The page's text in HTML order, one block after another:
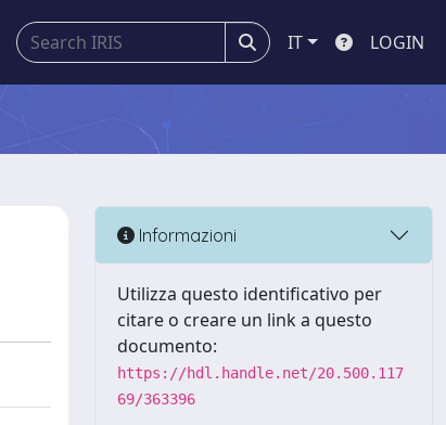
IT LOGIN
Informazioni
Utilizza questo identificativo per
citare o creare un link a questo
documento:
https://hdl.handle.net/20.500.117
69/363396